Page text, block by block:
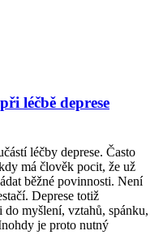
léčbě deprese
léčby deprese. Často
má člověk pocit, že už
běžné povinnosti. Není
Deprese totiž
do myšlení, vztahů, spánku,
je proto nutný